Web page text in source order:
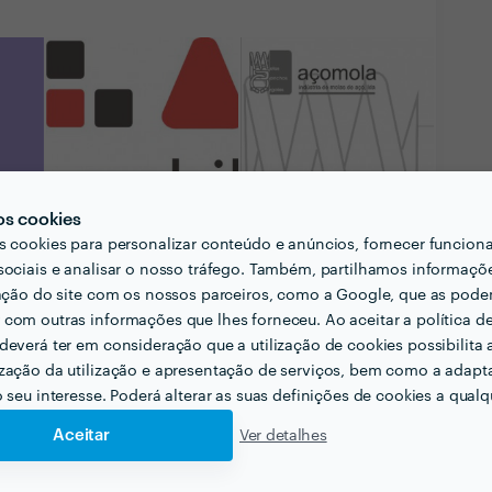
cookies
cookies para personalizar conteúdo e anúncios, fornecer
e analisar o nosso tráfego. Também, partilhamos
do site com os nossos parceiros, como a Google, que as
outras informações que lhes forneceu. Ao aceitar a política
ter em consideração que a utilização de cookies possibilita
da utilização e apresentação de serviços, bem como a
seu interesse. Poderá alterar as suas definições de cookies a
Aceitar Ver detalhes
Ver todas as